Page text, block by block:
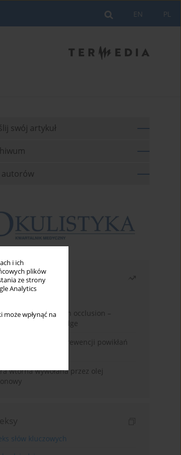
i ich
plików
ze strony
Analytics
może wpłynąć na
PL
EN
swój artykuł
autorów
czytane
Rok
of retinal vein occlusion –
state of knowledge
alfa-liponowy w prewencji powikłań
wtórna wywołana przez olej
słów kluczowych